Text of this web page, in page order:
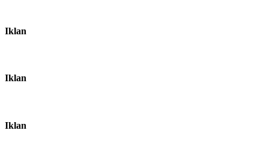
Iklan
Iklan
Iklan